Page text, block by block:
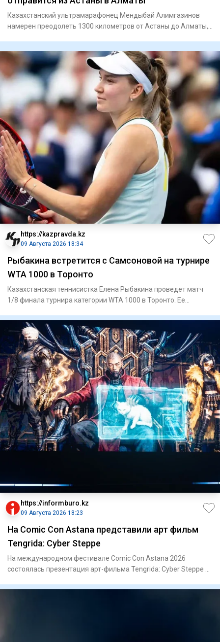
Казахстанский ультрамарафонец Мендыбай Алимгазинов
намерен преодолеть 1300 километров от Астаны до Алматы,
https://kazpravda.kz
09 Августа 2026 18:34
Рыбакина встретится с Самсоновой на турнире
WTA 1000 в Торонто
Казахстанская теннисистка Елена Рыбакина проведет матч
1/8 финала турнира категории WTA 1000 в Торонто. Ее
https://informburo.kz
09 Августа 2026 18:23
На Comic Con Astana представили арт фильм
Tengrida: Cyber Steppe
На международном фестивале Comic Con Astana 2026
состоялась презентация арт-фильма Tengrida: Cyber Steppe –